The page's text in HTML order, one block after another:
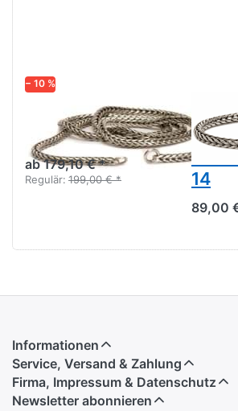
− 10 %
Silber Halskette
TAGNE-00002
ab 179,10 € *
Regulär: 199,00 € *
14
89,00
Informationen
Service, Versand & Zahlung
Firma, Impressum & Datenschutz
Newsletter abonnieren